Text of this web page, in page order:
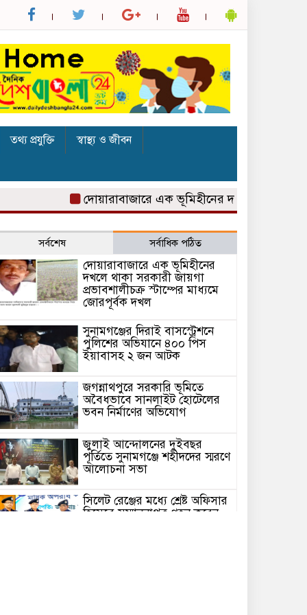
তথ্য প্রযুক্তি
স্বাস্থ্য ও জীবন
দোয়ারাবাজারে এক ভূমিহীনের দখলে থাকা সরকারী
সর্বশেষ সর্বাধিক পঠিত
দোয়ারাবাজারে এক ভূমিহীনের
দখলে থাকা সরকারী জায়গা
প্রভাবশালীচক্র স্টাম্পের মাধ্যমে
জোরপূর্বক দখল
সুনামগঞ্জের দিরাই বাসস্ট্রেশনে
পুলিশের অভিযানে ৪০০ পিস
ইয়াবাসহ ২ জন আটক
জগন্নাথপুরে সরকারি ভূমিতে
অবৈধভাবে সানলাইট হোটেলের
ভবন নির্মাণের অভিযোগ
জুলাই আন্দোলনের দুইবছর
পূর্তিতে সুনামগঞ্জে শহীদদের স্মরণে
আলোচনা সভা
সিলেট রেঞ্জের মধ্যে শ্রেষ্ট অফিসার
হিসেবে সম্মাননাপত্র গ্রহন করেন